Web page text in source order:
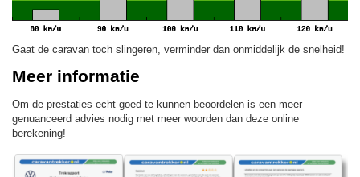
Gaat de caravan toch slingeren, verminder dan onmiddelijk de snelheid!
Meer informatie
Om de prestaties echt goed te kunnen beoordelen is een meer
genuanceerd advies nodig met meer woorden dan deze online
berekening!